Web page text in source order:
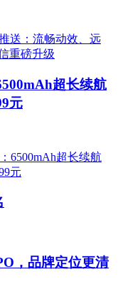
超长续航
元
，品牌定位更清